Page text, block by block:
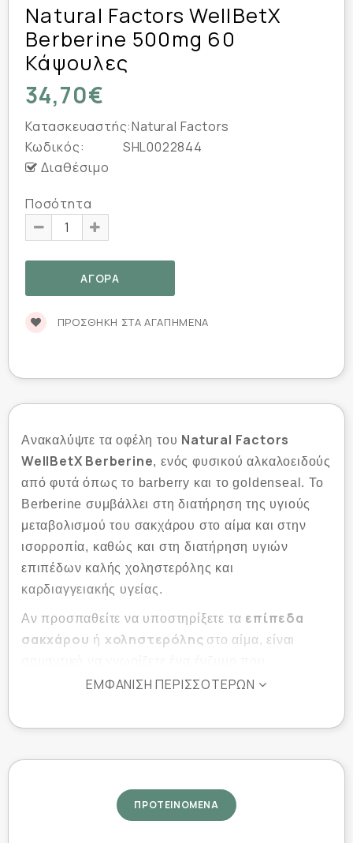
Natural Factors WellBetX
Berberine 500mg 60
Κάψουλες
34,70€
Κατασκευαστής:Natural Factors
Κωδικός:
SHL0022844
Διαθέσιμο
Ποσότητα
ΠΡΟΣΘΉΚΗ ΣΤΑ ΑΓΑΠΗΜΈΝΑ
Ανακαλύψτε τα οφέλη του Natural Factors
WellBetX Berberine, ενός φυσικού αλκαλοειδούς
από φυτά όπως τo barberry και τo goldenseal. Το
Berberine συμβάλλει στη διατήρηση της υγιούς
μεταβολισμού του σακχάρου στο αίμα και στην
ισορροπία, καθώς και στη διατήρηση υγιών
επιπέδων καλής χοληστερόλης και
καρδιαγγειακής υγείας.
Αν προσπαθείτε να υποστηρίξετε τα επίπεδα
σακχάρου ή χοληστερόλης στο αίμα, είναι
ονομάζεταιAMPK, το οποίο θεωρείται ο βασικός
Όταν αυτός ο διακόπτης ενεργοποιείται,
Ένας τρόπος να ενεργοποιηθεί το AMPK είναι
βερβερίνης
ΕΜΦΆΝΙΣΗ ΠΕΡΙΣΣΌΤΕΡΩΝ
ΠΡΟΤΕΙΝΟΜΕΝΑ